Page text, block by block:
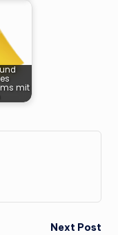
mit
Next Post